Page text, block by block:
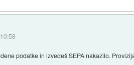
podatke in izvedeš SEPA nakazilo.